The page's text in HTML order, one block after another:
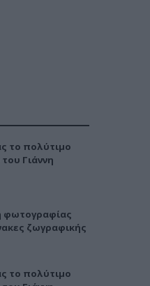
το πολύτιμο
Γιάννη
φωτογραφίας
ζωγραφικής
το πολύτιμο